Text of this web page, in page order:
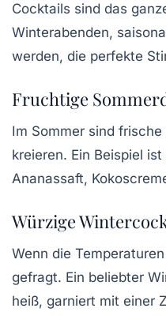
Cocktails sind das
Winterabenden,
werden, die perfekte
Fruchtige
Im Sommer sind
kreieren. Ein Beispiel ist
Ananassaft,
Würzige
Wenn die
gefragt. Ein beliebter
heiß, garniert mit einer